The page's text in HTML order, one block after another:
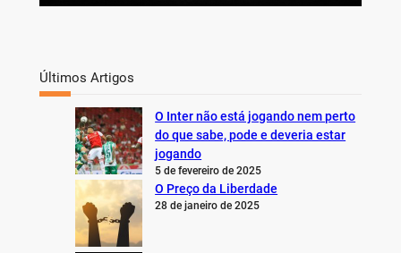
Últimos Artigos
O Inter não está jogando nem perto
do que sabe, pode e deveria estar
jogando
5 de fevereiro de 2025
O Preço da Liberdade
28 de janeiro de 2025